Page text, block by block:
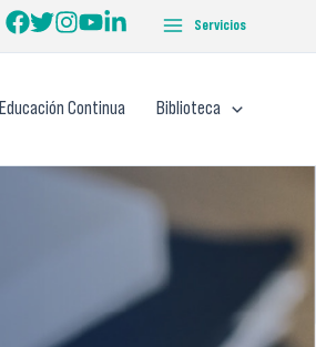
Servicios
Educación Continua Biblioteca